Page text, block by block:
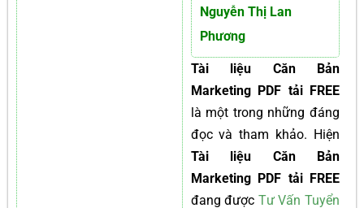
Nguyễn Thị Lan
Phương
Tài liệu Căn Bản
Marketing PDF tải FREE
là một trong những đáng
đọc và tham khảo. Hiện
Tài liệu Căn Bản
Marketing PDF tải FREE
đang được Tư Vấn Tuyển